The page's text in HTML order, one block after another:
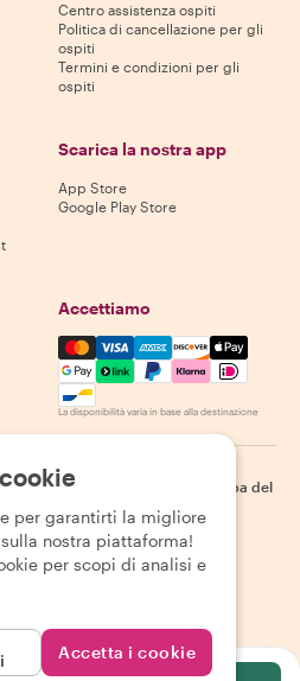
Centro assistenza ospiti
Politica di cancellazione per gli
ospiti
Termini e condizioni per gli
ospiti
Scarica la nostra app
App Store
Google Play Store
Accettiamo
Mastercard, Visa, Amex,
La disponibilità varia in base alla destinazione
sulla privacy
Mappa del
per garantirti la migliore
nostra piattaforma!
per scopi di analisi e
Accetta i cookie